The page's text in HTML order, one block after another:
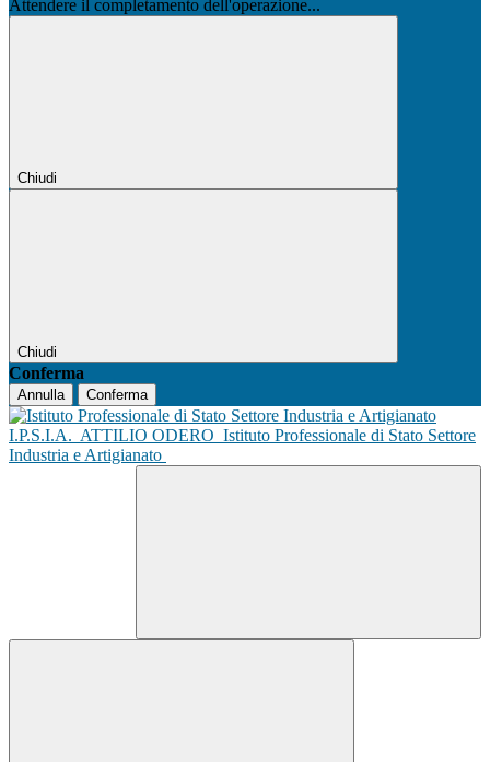
Attendere il completamento dell'operazione...
Chiudi
Chiudi
Conferma
Annulla Conferma
I.P.S.I.A. ATTILIO ODERO Istituto Professionale di Stato Settore
Industria e Artigianato